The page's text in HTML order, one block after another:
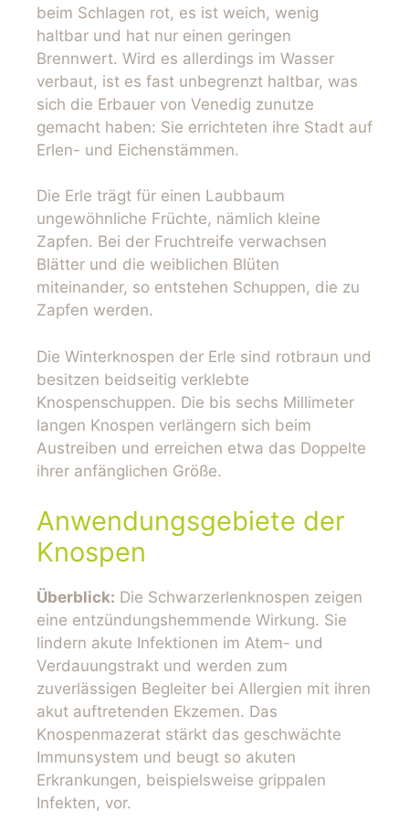
beim Schlagen rot, es ist weich, wenig
haltbar und hat nur einen geringen
Brennwert. Wird es allerdings im Wasser
verbaut, ist es fast unbegrenzt haltbar, was
sich die Erbauer von Venedig zunutze
gemacht haben: Sie errichteten ihre Stadt auf
Erlen- und Eichenstämmen.
Die Erle trägt für einen Laubbaum
ungewöhnliche Früchte, nämlich kleine
Zapfen. Bei der Fruchtreife verwachsen
Blätter und die weiblichen Blüten
miteinander, so entstehen Schuppen, die zu
Zapfen werden.
Die Winterknospen der Erle sind rotbraun und
besitzen beidseitig verklebte
Knospenschuppen. Die bis sechs Millimeter
langen Knospen verlängern sich beim
Austreiben und erreichen etwa das Doppelte
ihrer anfänglichen Größe.
Anwendungsgebiete der
Knospen
Überblick: Die Schwarzerlenknospen zeigen
eine entzündungshemmende Wirkung. Sie
lindern akute Infektionen im Atem- und
Verdauungstrakt und werden zum
zuverlässigen Begleiter bei Allergien mit ihren
akut auftretenden Ekzemen. Das
Knospenmazerat stärkt das geschwächte
Immunsystem und beugt so akuten
Erkrankungen, beispielsweise grippalen
Infekten, vor.